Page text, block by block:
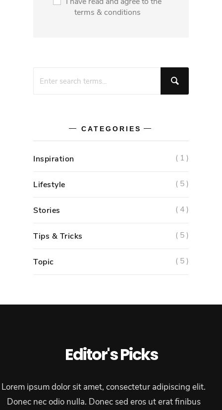
terms & conditions
CATEGORIES
Inspiration ( 1 )
Lifestyle ( 5 )
Stories ( 4 )
Tips & Tricks ( 5 )
Topic ( 5 )
Editor's Picks
Lorem ipsum dolor sit amet, consectetur adipiscing elit.
Donec nec odio nulla. Donec sed eros ut erat finibus